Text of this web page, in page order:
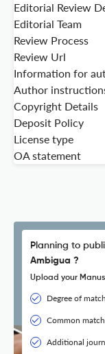
Editorial Review
Editorial Team
Review Process
Review Url
Information for
Author
Copyright Details
Deposit Policy
License type
OA statement
Planning to
Ambigua ?
Upload your
Degree of match
Common
Additional